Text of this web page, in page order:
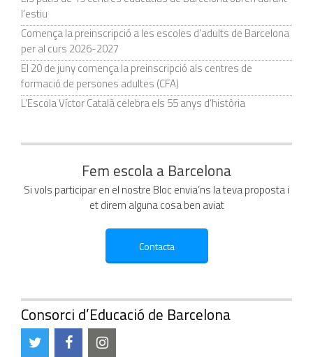
l’estiu
Comença la preinscripció a les escoles d’adults de Barcelona
per al curs 2026-2027
El 20 de juny comença la preinscripció als centres de
formació de persones adultes (CFA)
L’Escola Víctor Català celebra els 55 anys d’història
Fem escola a Barcelona
Si vols participar en el nostre Bloc envia’ns la teva proposta i
et direm alguna cosa ben aviat
Consorci d’Educació de Barcelona